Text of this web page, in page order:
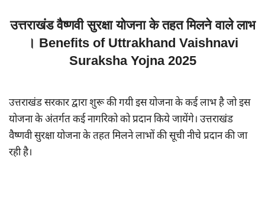
उत्तराखंड वैष्णवी सुरक्षा योजना के तहत मिलने वाले लाभ
। Benefits of Uttrakhand Vaishnavi
Suraksha Yojna 2025
उत्तराखंड सरकार द्वारा शुरू की गयी इस योजना के कई लाभ है जो इस
योजना के अंतर्गत कई नागरिको को प्रदान किये जायेंगे। उत्तराखंड
वैष्णवी सुरक्षा योजना के तहत मिलने लाभों की सूची नीचे प्रदान की जा
रही है।